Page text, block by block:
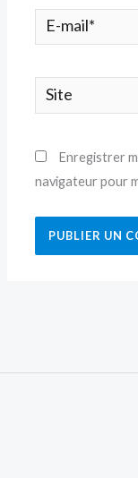
E-
mail*
Site
Enregistrer
navigateur pour